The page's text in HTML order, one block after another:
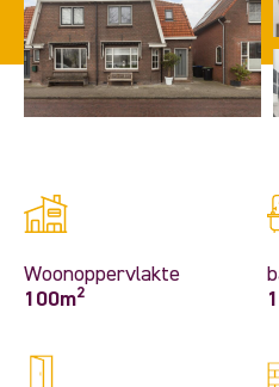
Woonoppervlakte
100m2
1